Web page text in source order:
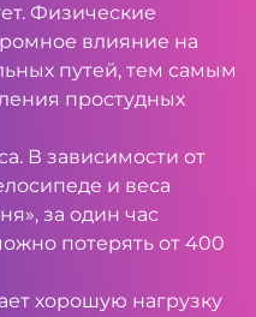
Физические
влияние на
путей, тем самым
простудных
В зависимости от
и веса
за один час
потерять от 400
хорошую нагрузку